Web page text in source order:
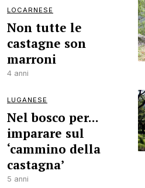
LOCARNESE
Non tutte le
castagne son
marroni
4 anni
LUGANESE
Nel bosco per...
imparare sul
‘cammino della
castagna’
5 anni